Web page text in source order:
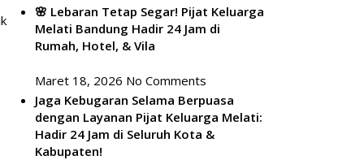
🌸 Lebaran Tetap Segar! Pijat Keluarga
Melati Bandung Hadir 24 Jam di
Rumah, Hotel, & Vila
Maret 18, 2026 No Comments
Jaga Kebugaran Selama Berpuasa
dengan Layanan Pijat Keluarga Melati:
Hadir 24 Jam di Seluruh Kota &
Kabupaten!